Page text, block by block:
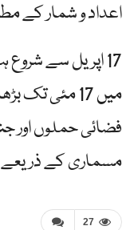
اعداد و شمار کے
میں 17 مئی تک
فضائی حملوں اور
مسماری کے ذریعے
27